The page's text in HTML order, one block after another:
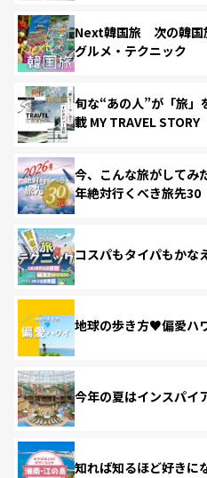
Next韓国旅 次の韓国
グルメ・テクニック
旬な“あの人”が「旅」
載 MY TRAVEL STORY
今、こんな旅がしてみ
年絶対行くべき旅先30
コスパもタイパもかな
地球の歩き方♥偏愛ハ
今年の夏はインスパイ
知れば知るほど好きに